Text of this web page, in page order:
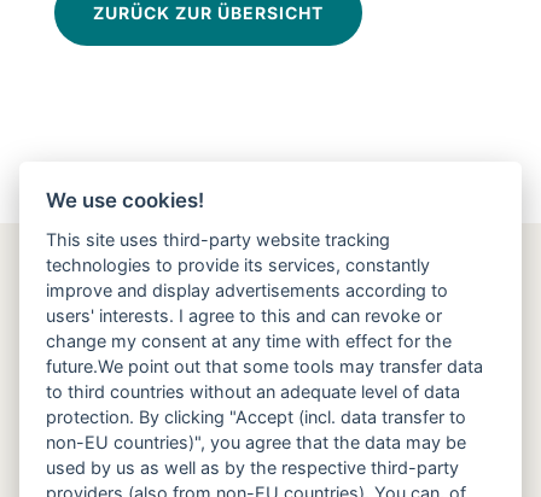
ZURÜCK ZUR ÜBERSICHT
PWG Mertingen
Adresse
PWG Mertingen e.V.
Vorsitzender Kurt Niebler
Riemerfeldweg 8
86690 Mertingen
We use cookies!
This site uses third-party website tracking
technologies to provide its services, constantly
improve and display advertisements according to
users' interests. I agree to this and can revoke or
change my consent at any time with effect for the
future.We point out that some tools may transfer data
to third countries without an adequate level of data
protection. By clicking "Accept (incl. data transfer to
non-EU countries)", you agree that the data may be
used by us as well as by the respective third-party
providers (also from non-EU countries). You can, of